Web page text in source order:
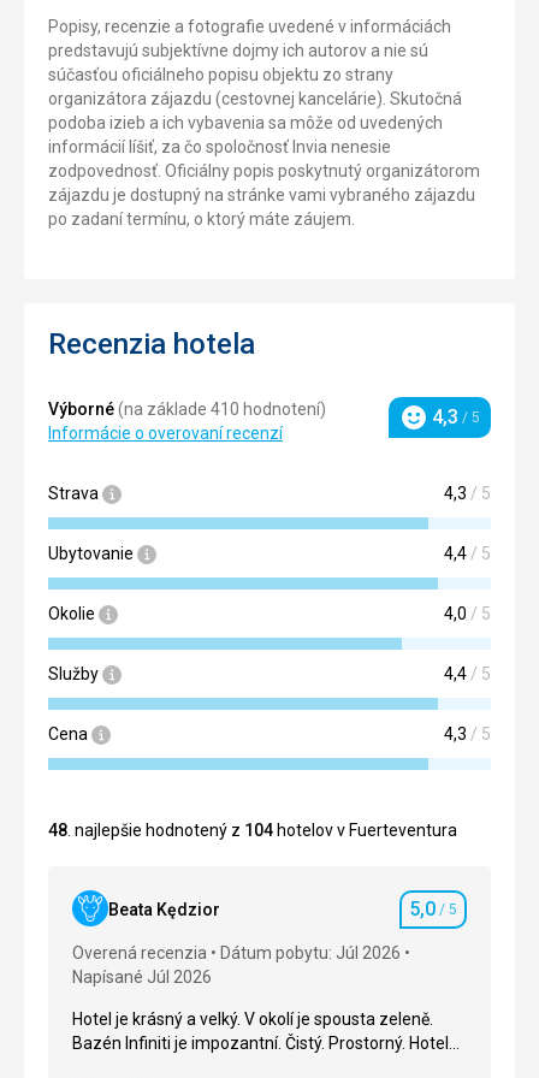
Popisy, recenzie a fotografie uvedené v informáciách
predstavujú subjektívne dojmy ich autorov a nie sú
súčasťou oficiálneho popisu objektu zo strany
organizátora zájazdu (cestovnej kancelárie). Skutočná
podoba izieb a ich vybavenia sa môže od uvedených
informácií líšiť, za čo spoločnosť Invia nenesie
zodpovednosť. Oficiálny popis poskytnutý organizátorom
zájazdu je dostupný na stránke vami vybraného zájazdu
po zadaní termínu, o ktorý máte záujem.
Recenzia hotela
Výborné(na základe 410 hodnotení)
Informácie o overovaní recenzí
Hodnotenie
4,3 / 5
Strava 4,3 / 5
Ubytovanie 4,4 / 5
Okolie 4,0 / 5
Služby 4,4 / 5
Cena 4,3 / 5
48 . najlepšie hodnotený z 104 hotelov v Fuerteventura
Beata Kędzior Hodnotenie
5,0 / 5
Overená recenzia
Dátum pobytu: Júl 2026
Napísané Júl 2026
Hotel je krásný a velký. V okolí je spousta zeleně.
Bazén Infiniti je impozantní. Čistý. Prostorný. Hotel